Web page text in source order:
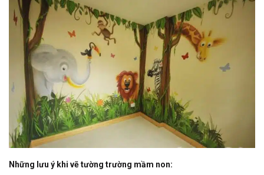
Những lưu ý khi vẽ tường trường mầm non: